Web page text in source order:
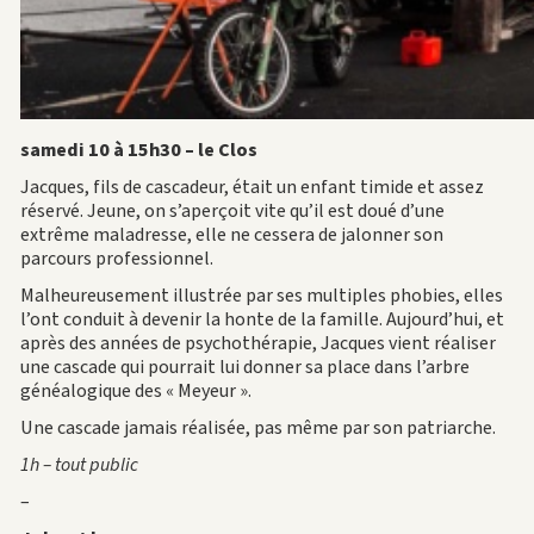
samedi 10 à 15h30 – le Clos
Jacques, fils de cascadeur, était un enfant timide et assez
réservé. Jeune, on s’aperçoit vite qu’il est doué d’une
extrême maladresse, elle ne cessera de jalonner son
parcours professionnel.
Malheureusement illustrée par ses multiples phobies, elles
l’ont conduit à devenir la honte de la famille. Aujourd’hui, et
après des années de psychothérapie, Jacques vient réaliser
une cascade qui pourrait lui donner sa place dans l’arbre
généalogique des « Meyeur ».
Une cascade jamais réalisée, pas même par son patriarche.
1h – tout public
–